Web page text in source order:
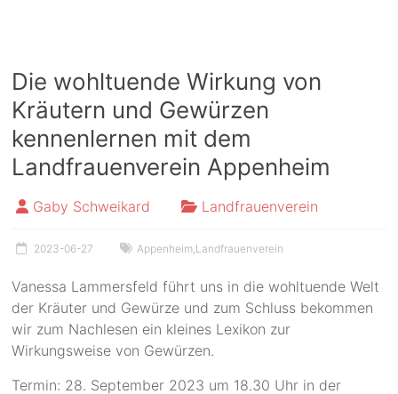
Die wohltuende Wirkung von
Kräutern und Gewürzen
kennenlernen mit dem
Landfrauenverein Appenheim
Gaby Schweikard Landfrauenverein
2023-06-27 Appenheim,Landfrauenverein
Vanessa Lammersfeld führt uns in die wohltuende Welt
der Kräuter und Gewürze und zum Schluss bekommen
wir zum Nachlesen ein kleines Lexikon zur
Wirkungsweise von Gewürzen.
Termin: 28. September 2023 um 18.30 Uhr in der